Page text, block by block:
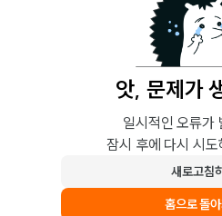
앗, 문제가
일시적인 오류가
잠시 후에 다시 시
새로고침
홈으로 돌